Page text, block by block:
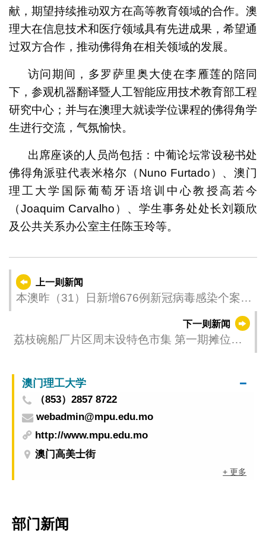
献，期望持续推动双方在高等教育领域的合作。澳
理大在信息技术和医疗领域具有先进成果，希望通
过双方合作，推动佛得角在相关领域的发展。
访问期间，多罗萨里奥大使在李雁莲的陪同
下，参观机器翻译暨人工智能应用技术教育部工程
研究中心；并与在澳理大就读学位课程的佛得角学
生进行交流，气氛愉快。
出席座谈的人员尚包括：中葡论坛常设秘书处
佛得角派驻代表米格尔（Nuno Furtado）、澳门
理工大学国际葡萄牙语培训中心教授高若今
（Joaquim Carvalho）、学生事务处处长刘颖欣
及公共关系办公室主任陈玉玲等。
上一则新闻
本澳昨（31）日新增676例新冠病毒感染个案 3
下一则新闻
荔枝碗船厂片区周末设特色市集 第一期摊位接
澳门理工大学
（853）2857 8722
webadmin@mpu.edu.mo
http://www.mpu.edu.mo
澳门高美士街
+ 更多
部门新闻